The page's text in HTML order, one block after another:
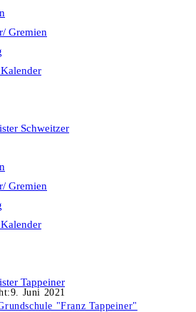
Gremien
Schweitzer
Gremien
Tappeiner
9. Juni 2021
"Franz Tappeiner"